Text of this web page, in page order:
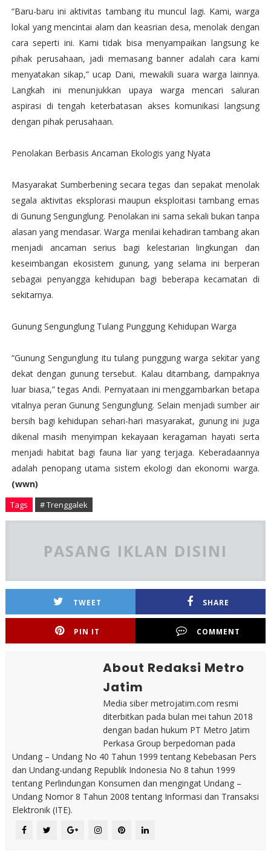
“Baru-baru ini aktivitas tambang itu muncul lagi. Kami, warga
lokal yang mencintai alam dan keasrian desa, menolak dengan
cara seperti ini. Kami tidak bisa menyampaikan langsung ke
pihak perusahaan, jadi memasang banner adalah cara kami
menyatakan sikap,” ucap Dani, mewakili suara warga lainnya.
Langkah ini menunjukkan upaya warga mencari saluran
aspirasi di tengah keterbatasan akses komunikasi langsung
dengan pihak perusahaan.
Penolakan Berbasis Ancaman Ekologis yang Nyata
Masyarakat Sumberbening secara tegas dan sepakat menolak
segala aktivitas eksplorasi maupun eksploitasi tambang emas
di Gunung Sengunglung. Penolakan ini sama sekali bukan tanpa
alasan yang mendasar. Warga menilai kehadiran tambang akan
menjadi ancaman serius bagi kelestarian lingkungan dan
keseimbangan ekosistem gunung, yang selama ini berperan
sebagai penyangga kehidupan bagi beberapa kecamatan di
sekitarnya.
Gunung Sengunglung Tulang Punggung Kehidupan Warga
“Gunung Sengunglung itu tulang punggung warga sekitar yang
dekat dengan gunung tersebut. Kalau ditambang, dampaknya
luar biasa,” tegas Andi. Pernyataan ini menggambarkan betapa
vitalnya peran Gunung Sengunglung. Selain menjadi sumber air
bersih bagi kehidupan sehari-hari masyarakat, gunung ini juga
dikenal masih menyimpan kekayaan keragaman hayati serta
menjadi habitat bagi fauna liar yang terjaga. Keberadaannya
adalah penopang utama sistem ekologi dan ekonomi warga.
(wwn)
Tags # Trenggalek
PASANG IKLAN DISINI
TWEET SHARE
PIN IT COMMENT
About Redaksi Metro
Jatim
Media siber metrojatim.com resmi
diterbitkan pada bulan mei tahun 2018
dengan badan hukum PT Metro Jatim
Perkasa Group berpedoman pada
Undang – Undang No 40 Tahun 1999 tentang Kebebasan Pers
dan Undang-undang Republik Indonesia No 8 tahun 1999
tentang Perlindungan Konsumen dan mengingat Undang –
Undang Nomor 8 Tahun 2008 tentang Informasi dan Transaksi
Elektronik (ITE).